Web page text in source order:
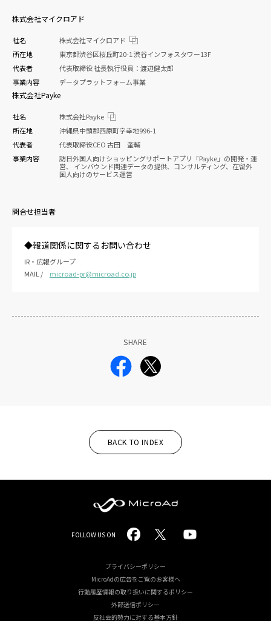
株式会社マイクロアド
社名
株式会社マイクロアド
所在地
東京都渋谷区桜丘町20-1 渋谷インフォスタワー13F
代表者
代表取締役 社長執行役員：渡辺健太郎
事業内容
データプラットフォーム事業
株式会社Payke
社名
株式会社Payke
所在地
沖縄県中頭郡西原町字幸地996-1
代表者
代表取締役CEO 古田 奎輔
事業内容
訪日外国人向けショッピングサポートアプリ「Payke」の開発・運
営、 インバウンド関連データの提供、コンサルティング、在留外
国人向けのサービス運営
問合せ担当者
◆報道関係に関するお問い合わせ
IR・広報グループ
MAIL /
microad-pr@microad.co.jp
SHARE
BACK TO INDEX
MicroAd
-
Redesigning
the
Future
FOLLOW US ON
プライバシーポリシー
MicroAdの広告をご覧のお客様へ
行動履歴情報の取り扱いに関するポリシー
外部送信ポリシー
反社会的勢力に対する基本方針